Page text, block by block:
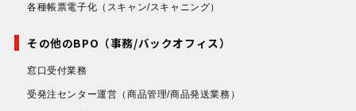
各種帳票電子化 （スキャン/スキャニング）
その他のBPO（事務/バックオフィス）
窓口受付業務
受発注センター運営 （商品管理/商品発送業務）